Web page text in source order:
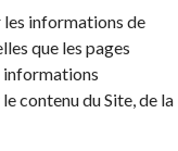
informations de
que les pages
informations
contenu du Site, de la